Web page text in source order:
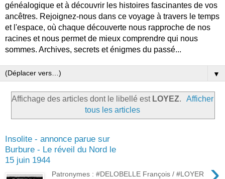
généalogique et à découvrir les histoires fascinantes de vos
ancêtres. Rejoignez-nous dans ce voyage à travers le temps
et l'espace, où chaque découverte nous rapproche de nos
racines et nous permet de mieux comprendre qui nous
sommes. Archives, secrets et énigmes du passé...
▼
Affichage des articles dont le libellé est LOYEZ.
Afficher
tous les articles
Insolite - annonce parue sur
Burbure - Le réveil du Nord le
15 juin 1944
Patronymes : #DELOBELLE François / #LOYER